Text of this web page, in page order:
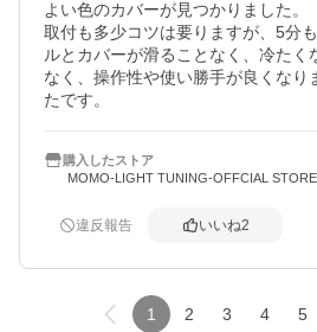
よい色のカバーが見つかりました。
取付も多少コツは要りますが、5分
ルとカバーが滑ることなく、冷たく
なく、操作性や使い勝手が良くなり
たです。
購入したストア
MOMO-LIGHT TUNING-OFFCIAL STORE
違反報告 いいね2
1 2 3 4 5